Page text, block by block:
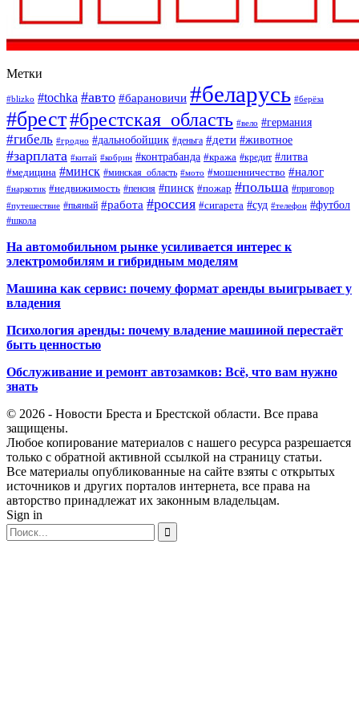
Метки
#blizko #tochka #авто #барановичи #беларусь #берёза
#брест#брестская_область #вело #германия
#гибель #гродно #дальнобойщик #деньга #дети #животное
#зарплата #китай #кобрин #контрабанда #кража #кредит #литва
#медицина #минск #минская_область #мото #мошенничество #налог
#наркотик #недвижимость #пенсия #пинск #пожар #польша #приговор
#путешествие #пьяный #работа #россия #сигарета #суд #телефон #футбол
#школа
На автомобильном рынке усиливается интерес к
электромобилям и гибридным моделям
Машина как сервис: почему формат аренды выигрывает у
владения
Психология аренды: почему владение машиной перестаёт
быть ценностью
Обслуживание и ремонт автозамков: Всё, что вам нужно
знать
© 2026 - Новости Бреста и Брестской области. Все права
защищены.
Любое копирование материалов с нашего ресурса разрешается
только с обратной активной ссылкой на страницу статьи.
Все материалы опубликованные на сайте взяты с открытых
источников и других порталов интернета, все права на
авторство принадлежат их законным владельцам.
Sign in